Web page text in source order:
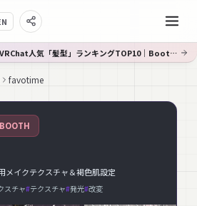
【2026年6月】VRChat人気「髪型」ランキングTOP10｜Booth傾向分析
favotime
BOOTH
メイクテクスチャ＆褐色肌設定
スチャ#テクスチャ#発光#改変